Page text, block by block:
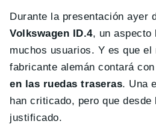
Durante la presentación ayer
Volkswagen ID.4, un aspecto
muchos usuarios. Y es que el
fabricante alemán contará con
en las ruedas traseras. Una
han criticado, pero que desde
justificado.